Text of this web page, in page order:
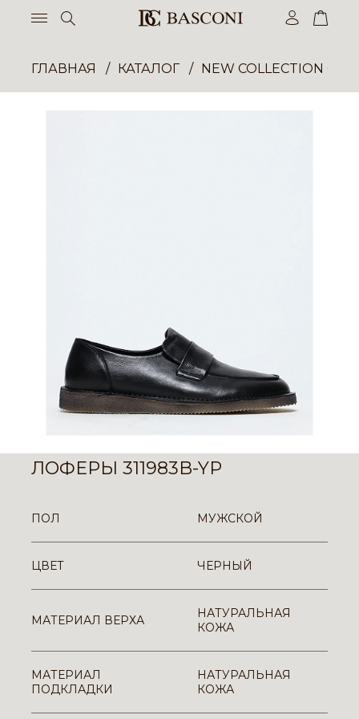
ГЛАВНАЯ КАТАЛОГ NEW COLLECTION
ЛОФЕРЫ 311983B-YP
ПОЛ МУЖСКОЙ
ЦВЕТ ЧЕРНЫЙ
МАТЕРИАЛ ВЕРХА
НАТУРАЛЬНАЯ
КОЖА
МАТЕРИАЛ
ПОДКЛАДКИ
НАТУРАЛЬНАЯ
КОЖА